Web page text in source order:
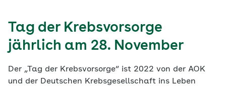
Tag der Krebsvorsorge
jährlich am 28. November
Der „Tag der Krebsvorsorge“ ist 2022 von der AOK
und der Deutschen Krebsgesellschaft ins Leben